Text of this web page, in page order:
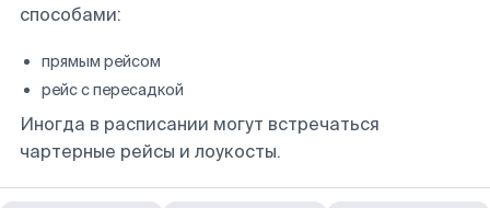
способами:
прямым рейсом
рейс с пересадкой
Иногда в расписании могут встречаться
чартерные рейсы и лоукосты.